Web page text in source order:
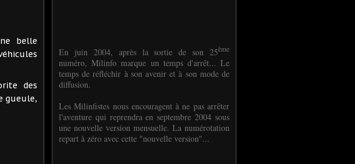
belle
des
gueule,
En juin 2004, après la sortie de son 25ème
numéro, Milinfo marque un temps d'arrêt... Le
temps de réfléchir à son avenir et à son mode de
diffusion.
Les Milinfistes nous encouragent à ne pas arrêter
l'aventure qui reprendra en septembre 2004 sous
une nouvelle version mensuelle. La numérotation
repart à zéro avec cette "nouvelle version"...